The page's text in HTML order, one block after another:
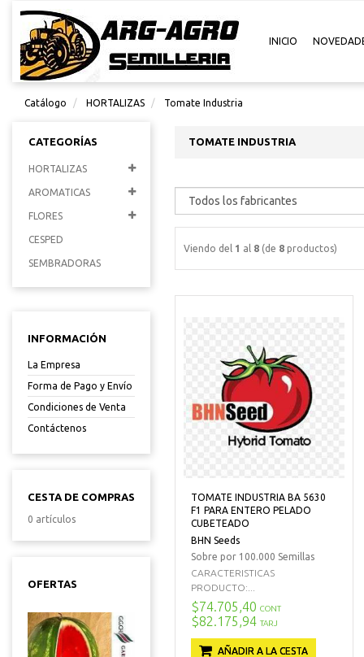
INICIO
Catálogo HORTALIZAS Tomate Industria
CATEGORÍAS
HORTALIZAS
AROMATICAS
FLORES
CESPED
SEMBRADORAS
INFORMACIÓN
La Empresa
Forma de Pago y Envío
Condiciones de Venta
Contáctenos
CESTA DE COMPRAS
0 artículos
OFERTAS
TOMATE INDUSTRIA
Viendo del 1 al 8 (de 8 productos)
TOMATE INDUSTRIA BA 5630
F1 PARA ENTERO PELADO
CUBETEADO
BHN Seeds
Sobre por 100.000 Semillas
CARACTERISTICAS
PRODUCTO:...
$74.705,40 CONT
$82.175,94 TARJ
AÑADIR A LA CESTA